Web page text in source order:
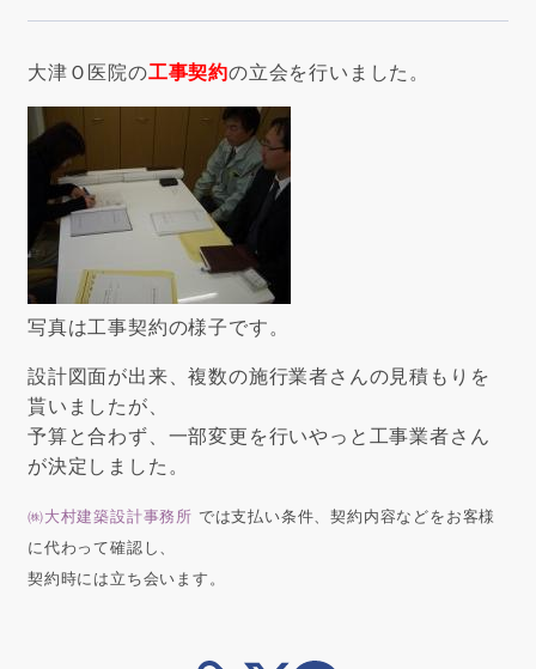
大津Ｏ医院の工事契約の立会を行いました。
写真は工事契約の様子です。
設計図面が出来、複数の施行業者さんの見積もりを
貰いましたが、
予算と合わず、一部変更を行いやっと工事業者さん
が決定しました。
㈱大村建築設計事務所 では支払い条件、契約内容などをお客様
に代わって確認し、
契約時には立ち会います。